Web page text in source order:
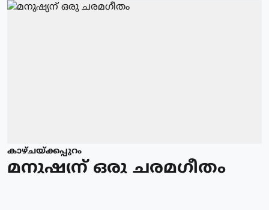
കാഴ്ചയ്ക്കപ്പുറം
മനുഷ്യന് ഒരു ചരമഗീതം